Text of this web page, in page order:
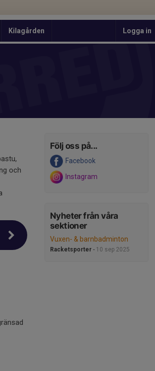
Kilagården Logga in
Följ oss på...
Facebook
Instagram
Nyheter från våra
sektioner
Vuxen- & barnbadminton
Racketsporter - 10 sep 2025
och